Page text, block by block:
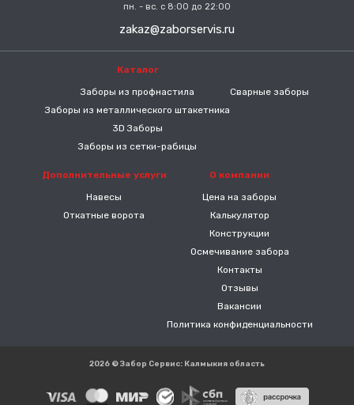
пн. - вс. с 8:00 до 22:00
zakaz@zaborservis.ru
Каталог
Заборы из профнастила
Заборы из металлического штакетника
3D Заборы
Заборы из сетки-рабицы
Сварные заборы
Дополнительные услуги
Навесы
Откатные ворота
О компании
Цена на заборы
Калькулятор
Конструкции
Осмечивание забора
Контакты
Отзывы
Вакансии
Политика конфиденциальности
2026 © Забор Сервис: Калмыкия область